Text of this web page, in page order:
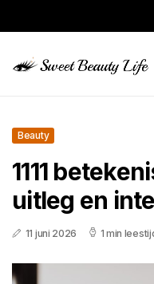
Beauty
1111
uitleg en
11 juni 2026 1 min